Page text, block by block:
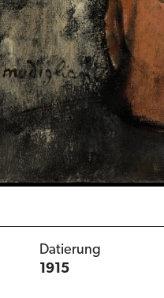
Datierung
1915